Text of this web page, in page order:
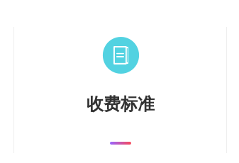
收费标准